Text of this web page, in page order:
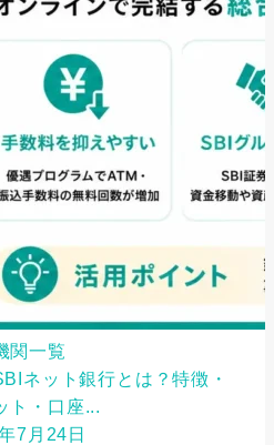
関一覧
ネット銀行とは？特徴・
ト・口座...
7月24日